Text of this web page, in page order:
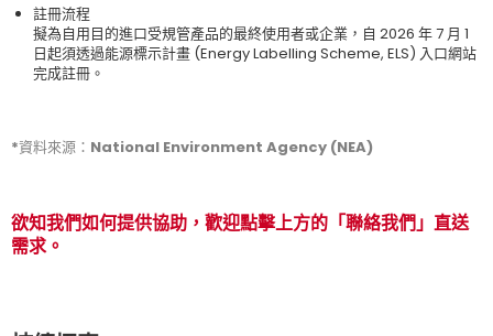
註冊流程
擬為自用目的進口受規管產品的最終使用者或企業，自 2026 年 7 月 1
日起須透過能源標示計畫 (Energy Labelling Scheme, ELS) 入口網站
完成註冊。
*資料來源：National Environment Agency (NEA)
欲知我們如何提供協助，歡迎點擊上方的「聯絡我們」直送
需求。